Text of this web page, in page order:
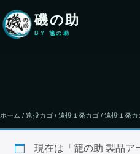
本文へ移動
磯の助
BY 籠の助
ホーム / 遠投カゴ / 遠投１発カゴ / 遠投１発
現在は「籠の助 製品ア